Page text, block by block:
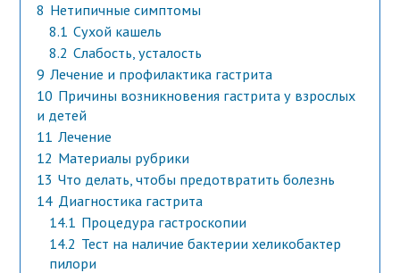
8 Нетипичные симптомы
8.1 Сухой кашель
8.2 Слабость, усталость
9 Лечение и профилактика гастрита
10 Причины возникновения гастрита у взрослых
и детей
11 Лечение
12 Материалы рубрики
13 Что делать, чтобы предотвратить болезнь
14 Диагностика гастрита
14.1 Процедура гастроскопии
14.2 Тест на наличие бактерии хеликобактер
пилори